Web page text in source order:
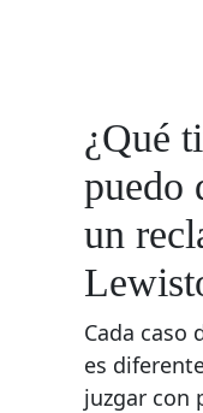
¿Qué
puedo
un
Cada caso
es
juzgar con